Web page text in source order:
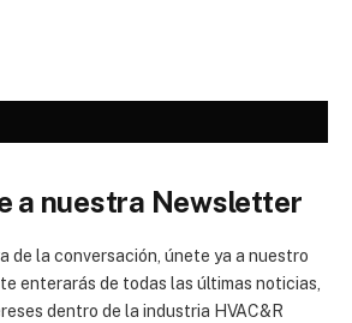
a nuestra Newsletter
de la conversación, únete ya a nuestro
enterarás de todas las últimas noticias,
dentro de la industria HVAC&R